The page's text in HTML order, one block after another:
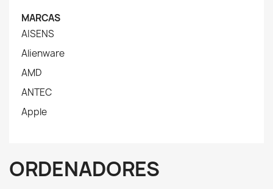
MARCAS
AISENS
Alienware
AMD
ANTEC
Apple
ORDENADORES